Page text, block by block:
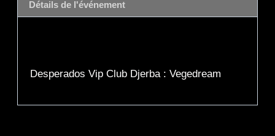
Détails de l'événement
Desperados Vip Club Djerba : Vegedream